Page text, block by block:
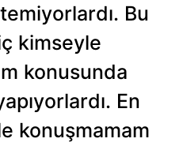
Bu
kimseyle
konusunda
En
konuşmamam